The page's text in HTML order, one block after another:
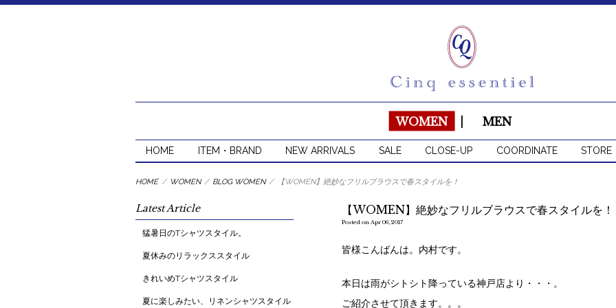
WOMEN MEN
HOME ITEM・BRAND NEW ARRIVALS SALE CLOSE-UP COORDINATE STORE
HOME / WOMEN / BLOG WOMEN / 【WOMEN】絶妙なフリルブラウスで春スタイルを！
【WOMEN】絶妙なフリルブラウスで春スタイルを！
Posted on Apr 06, 2017
皆様こんばんは。内村です。
本日は雨がシトシト降っている神戸店より・・・。
ご紹介させて頂きます。。。
Latest Article
猛暑日のTシャツスタイル。
夏休みのリラックススタイル
きれいめTシャツスタイル
夏に楽しみたい、リネンシャツスタイル